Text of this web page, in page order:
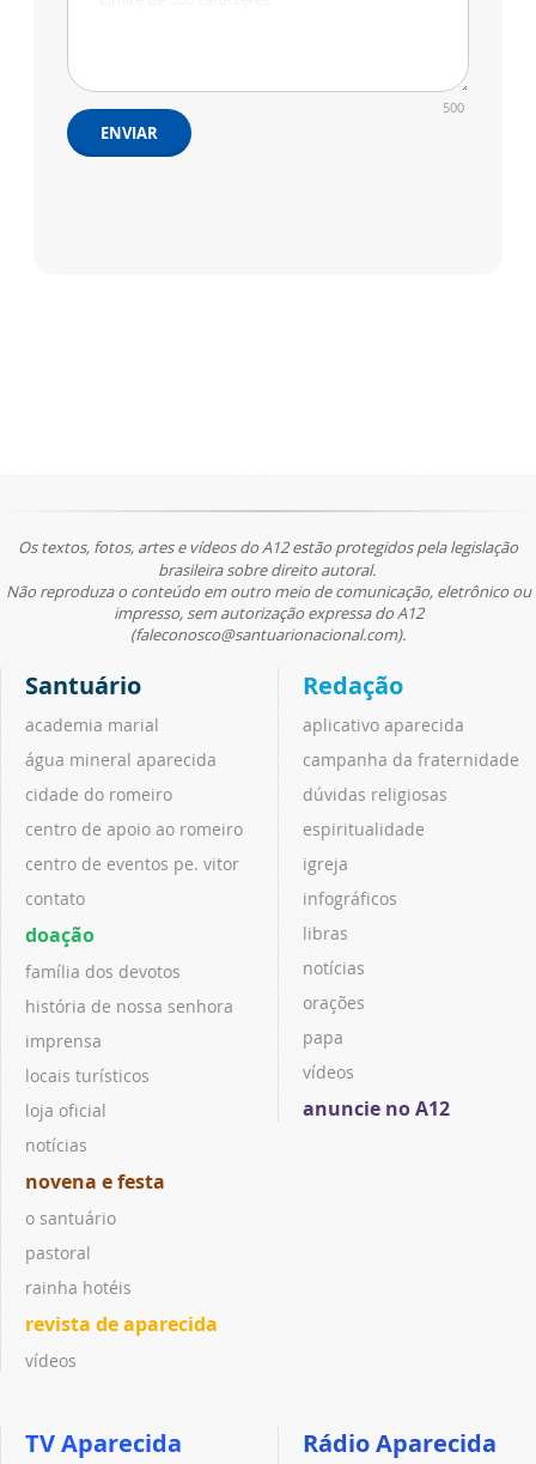
500
ENVIAR
Os textos, fotos, artes e vídeos do A12 estão protegidos pela legislação
brasileira sobre direito autoral.
Não reproduza o conteúdo em outro meio de comunicação, eletrônico ou
impresso, sem autorização expressa do A12
(faleconosco@santuarionacional.com).
Santuário
academia marial
água mineral aparecida
cidade do romeiro
centro de apoio ao romeiro
centro de eventos pe. vitor
contato
doação
família dos devotos
história de nossa senhora
imprensa
locais turísticos
loja oficial
notícias
novena e festa
o santuário
pastoral
rainha hotéis
revista de aparecida
vídeos
Redação
aplicativo aparecida
campanha da fraternidade
dúvidas religiosas
espiritualidade
igreja
infográficos
libras
notícias
orações
papa
vídeos
anuncie no A12
TV Aparecida Rádio Aparecida